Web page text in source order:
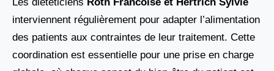
interviennent régulièrement pour adapter l’alimentation
des patients aux contraintes de leur traitement. Cette
coordination est essentielle pour une prise en charge